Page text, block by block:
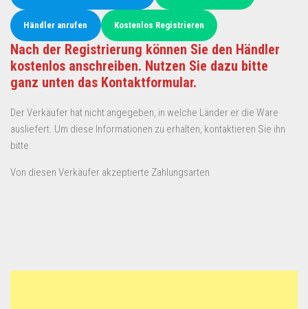
Händler anrufen Kostenlos Registrieren
Nach der Registrierung können Sie den Händler
kostenlos anschreiben. Nutzen Sie dazu bitte
ganz unten das Kontaktformular.
Der Verkäufer hat nicht angegeben, in welche Länder er die Ware
ausliefert. Um diese Informationen zu erhalten, kontaktieren Sie ihn
bitte.
Von diesen Verkäufer akzeptierte Zahlungsarten